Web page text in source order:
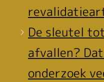
De sleutel
afvallen?
onderzoek